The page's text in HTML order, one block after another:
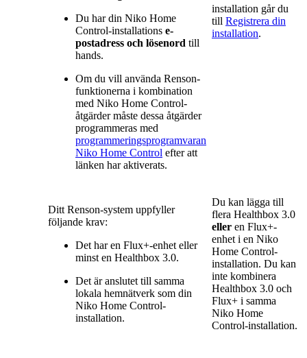
Du har din Niko Home
Control-installations e-
postadress och lösenord till
hands.
Om du vill använda Renson-
funktionerna i kombination
med Niko Home Control-
åtgärder måste dessa åtgärder
programmeras med
programmeringsprogramvaran
Niko Home Control efter att
länken har aktiverats.
installation går du
till Registrera din
installation.
Ditt Renson-system uppfyller
följande krav:
Det har en Flux+-enhet eller
minst en Healthbox 3.0.
Det är anslutet till samma
lokala hemnätverk som din
Niko Home Control-
installation.
Du kan lägga till
flera Healthbox 3.0
eller en Flux+-
enhet i en Niko
Home Control-
installation. Du kan
inte kombinera
Healthbox 3.0 och
Flux+ i samma
Niko Home
Control-installation.